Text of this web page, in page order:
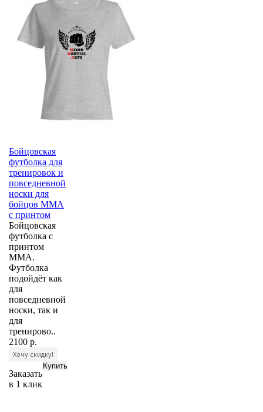
Бойцовская
футболка для
тренировок и
повседневной
носки для
бойцов ММА
с принтом
Бойцовская
футболка с
принтом
MMA.
Футболка
подойдёт как
для
повседневной
носки, так и
для
тренирово..
2100 р.
Хочу скидку!
Заказать
в 1 клик